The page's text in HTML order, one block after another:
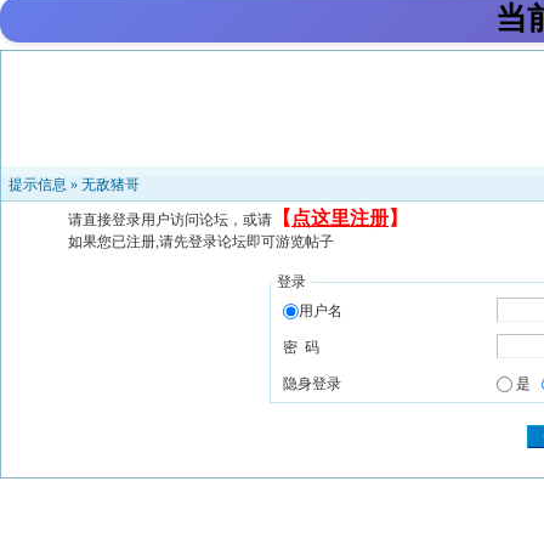
当
提示信息 » 无敌猪哥
请直接登录用户访问论坛，或请 【 点这里注册】
如果您已注册,请先登录论坛即可游览帖子
登录
用户名
密 码
隐身登录 是